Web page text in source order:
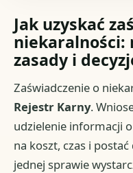
Jak uzyskać
niekaralności:
zasady i
Zaświadczenie o
Rejestr Karny.
udzielenie informacji
na koszt, czas i
jednej sprawie